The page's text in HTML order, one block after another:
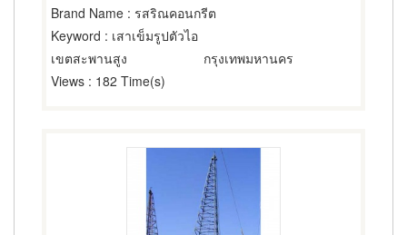
Brand Name : รสริณคอนกรีต
Keyword : เสาเข็มรูปตัวไอ
เขตสะพานสูง
กรุงเทพมหานคร
Views : 182 Time(s)